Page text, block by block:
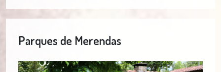
Parques de Merendas